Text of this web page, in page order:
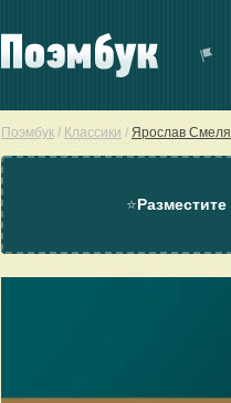
Поэмбук / Классики / Ярослав
⭐